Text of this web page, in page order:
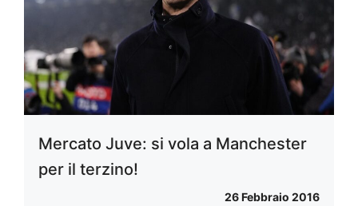
Mercato Juve: si vola a Manchester
per il terzino!
26 Febbraio 2016